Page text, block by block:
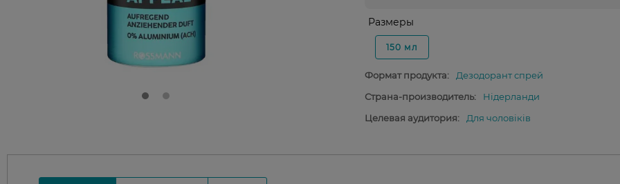
Размеры
150 мл
Формат продукта:
Дезодорант спрей
Страна-производитель:
Нідерланди
Целевая аудитория:
Для чоловіків